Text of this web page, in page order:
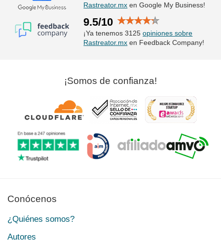
Rastreator.mx en Google My Business!
9.5/10
¡Ya tenemos 3125opiniones sobre
Rastreator.mx en Feedback Company!
¡Somos de confianza!
Conócenos
¿Quiénes somos?
Autores